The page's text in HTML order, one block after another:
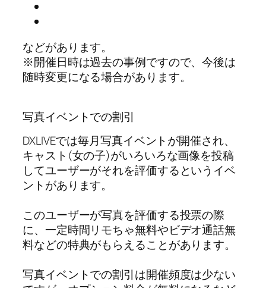
などがあります。
※開催日時は過去の事例ですので、今後は
随時変更になる場合があります。
写真イベントでの割引
DXLIVEでは毎月写真イベントが開催され、
キャスト(女の子)がいろいろな画像を投稿
してユーザーがそれを評価するというイベ
ントがあります。
このユーザーが写真を評価する投票の際
に、一定時間リモちゃ無料やビデオ通話無
料などの特典がもらえることがあります。
写真イベントでの割引は開催頻度は少ない